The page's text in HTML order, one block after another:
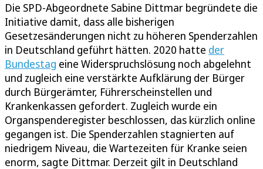
Die SPD-Abgeordnete Sabine Dittmar begründete die
Initiative damit, dass alle bisherigen
Gesetzesänderungen nicht zu höheren Spenderzahlen
in Deutschland geführt hätten. 2020 hatte der
Bundestag eine Widerspruchslösung noch abgelehnt
und zugleich eine verstärkte Aufklärung der Bürger
durch Bürgerämter, Führerscheinstellen und
Krankenkassen gefordert. Zugleich wurde ein
Organspenderegister beschlossen, das kürzlich online
gegangen ist. Die Spenderzahlen stagnierten auf
niedrigem Niveau, die Wartezeiten für Kranke seien
enorm, sagte Dittmar. Derzeit gilt in Deutschland